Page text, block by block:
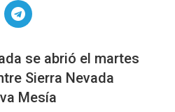
se abrió el martes
Sierra Nevada
Mesía